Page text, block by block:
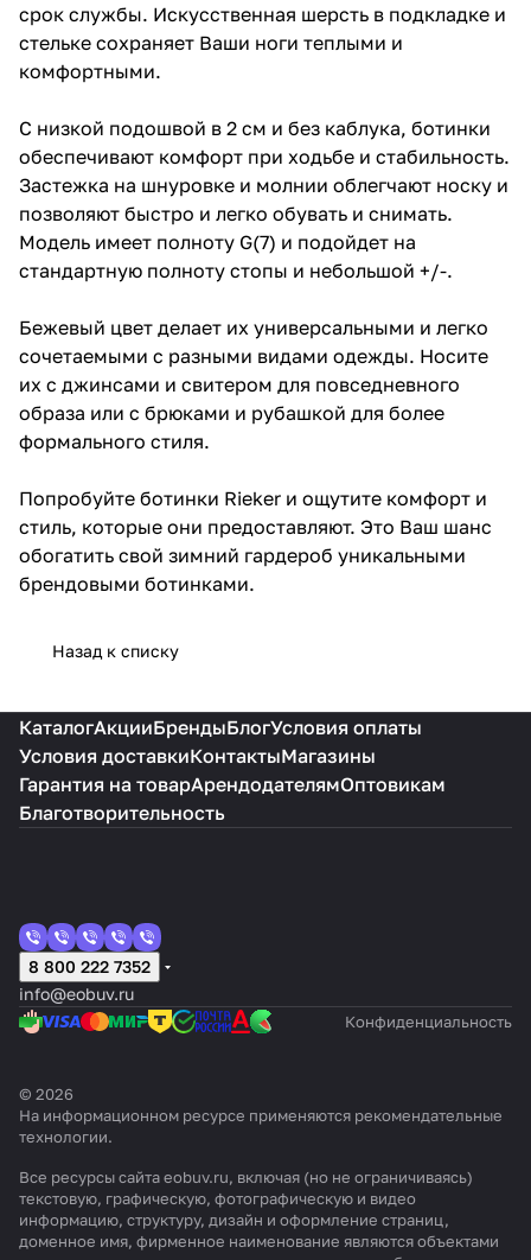
срок службы. Искусственная шерсть в подкладке и
стельке сохраняет Ваши ноги теплыми и
комфортными.
С низкой подошвой в 2 см и без каблука, ботинки
обеспечивают комфорт при ходьбе и стабильность.
Застежка на шнуровке и молнии облегчают носку и
позволяют быстро и легко обувать и снимать.
Модель имеет полноту G(7) и подойдет на
стандартную полноту стопы и небольшой +/-.
Бежевый цвет делает их универсальными и легко
сочетаемыми с разными видами одежды. Носите
их с джинсами и свитером для повседневного
образа или с брюками и рубашкой для более
формального стиля.
Попробуйте ботинки Rieker и ощутите комфорт и
стиль, которые они предоставляют. Это Ваш шанс
обогатить свой зимний гардероб уникальными
брендовыми ботинками.
Назад к списку
КаталогАкцииБрендыБлогУсловия оплаты
Условия доставкиКонтактыМагазины
Гарантия на товарАрендодателямОптовикам
Благотворительность
8 800 222 7352
info@eobuv.ru
Конфиденциальность
© 2026
На информационном ресурсе применяются рекомендательные
технологии.
Все ресурсы сайта eobuv.ru, включая (но не ограничиваясь)
текстовую, графическую, фотографическую и видео
информацию, структуру, дизайн и оформление страниц,
доменное имя, фирменное наименование являются объектами